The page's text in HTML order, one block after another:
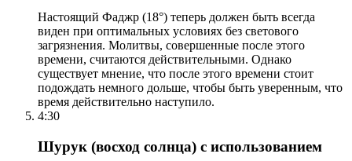
Настоящий Фаджр (18°) теперь должен быть всегда
виден при оптимальных условиях без светового
загрязнения. Молитвы, совершенные после этого
времени, считаются действительными. Однако
существует мнение, что после этого времени стоит
подождать немного дольше, чтобы быть уверенным, что
время действительно наступило.
4:30
Шурук (восход солнца) с использованием